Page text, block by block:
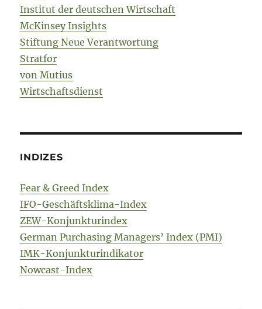
Institut der deutschen Wirtschaft
McKinsey Insights
Stiftung Neue Verantwortung
Stratfor
von Mutius
Wirtschaftsdienst
INDIZES
Fear & Greed Index
IFO-Geschäftsklima-Index
ZEW-Konjunkturindex
German Purchasing Managers’ Index (PMI)
IMK-Konjunkturindikator
Nowcast-Index